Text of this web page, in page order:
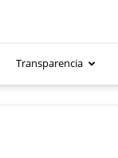
Transparencia